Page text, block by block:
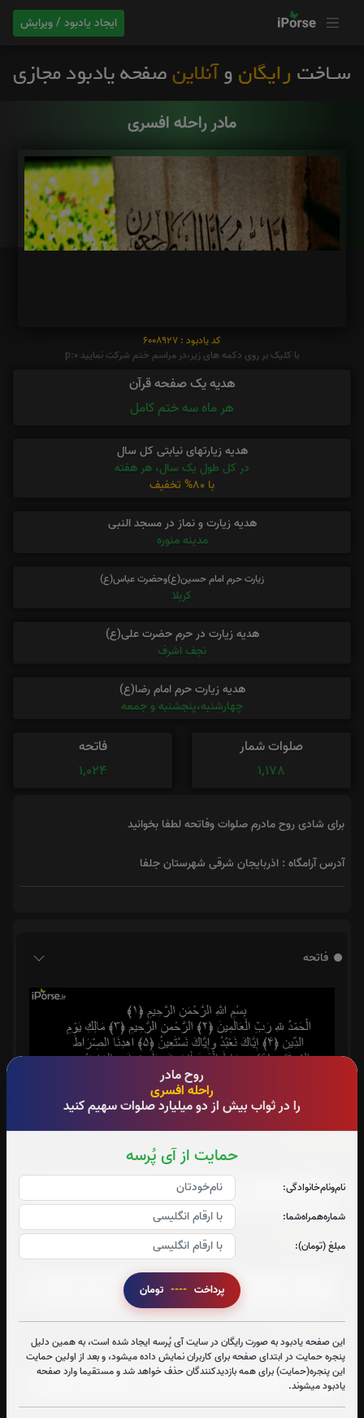
ایجاد یادبود / ویرایش
روح مادر
راحله افسری
را در ثواب بیش از دو میلیارد صلوات سهیم کنید
حمایت از آی پُرسه
نام‌و‌نام‌خانوادگی:
شماره‌همراه‌شما:
مبلغ (تومان):
پرداخت ----
این صفحه یادبود به صورت رایگان در سایت آی پُرسه ایجاد شده است، به همین دلیل
پنجره حمایت در ابتدای صفحه برای کاربران نمایش داده میشود، و بعد از اولین حمایت
این پنجره(حمایت) برای همه بازدیدکنندگان حذف خواهد شد و مستقیما وارد صفحه
یادبود میشوند.
مادر راحله افسری
کد یادبود : 6008927
با کلیک بر روی دکمه های زیر،در مراسم ختم شرکت نمایید p:0
هدیه یک صفحه قرآن
هر ماه سه ختم کامل
هدیه زیارتهای نیابتی کل سال
در کل طول یک سال، هر هفته
با 80% تخفیف
هدیه زیارت و نماز در مسجد النبی
مدینه منوره
زیارت حرم امام حسین(ع)وحضرت عباس(ع)
کربلا
هدیه زیارت در حرم حضرت علی(ع)
نجف اشرف
هدیه زیارت حرم امام رضا(ع)
چهارشنبه،پنجشنبه و جمعه
صلوات شمار
1,178
فاتحه
1,024
برای شادی روح مادرم صلوات وفاتحه لطفا بخوانید
آدرس آرامگاه : اذربایجان شرقی شهرستان جلفا
فاتحه
صوت سوره قدر
سوره ملک:
صوت سوره ملک
صوت آیت الکرسی